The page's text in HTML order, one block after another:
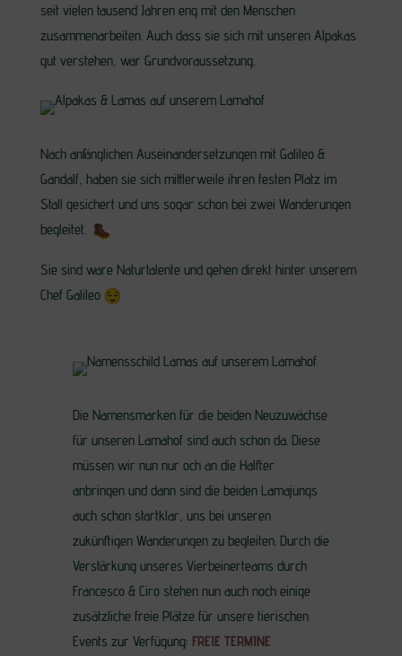
seit vielen tausend Jahren eng mit den Menschen
zusammenarbeiten. Auch dass sie sich mit unseren Alpakas
gut verstehen, war Grundvoraussetzung.
Nach anfänglichen Auseinandersetzungen mit Galileo &
Gandalf, haben sie sich mittlerweile ihren festen Platz im
Stall gesichert und uns sogar schon bei zwei Wanderungen
begleitet.
Sie sind ware Naturtalente und gehen direkt hinter unserem
Chef Galileo
Die Namensmarken für die beiden Neuzuwächse
für unseren Lamahof sind auch schon da. Diese
müssen wir nun nur och an die Halfter
anbringen und dann sind die beiden Lamajungs
auch schon startklar, uns bei unseren
zukünftigen Wanderungen zu begleiten. Durch die
Verstärkung unseres Vierbeinerteams durch
Francesco & Ciro stehen nun auch noch einige
zusätzliche freie Plätze für unsere tierischen
Events zur Verfügung: FREIE TERMINE